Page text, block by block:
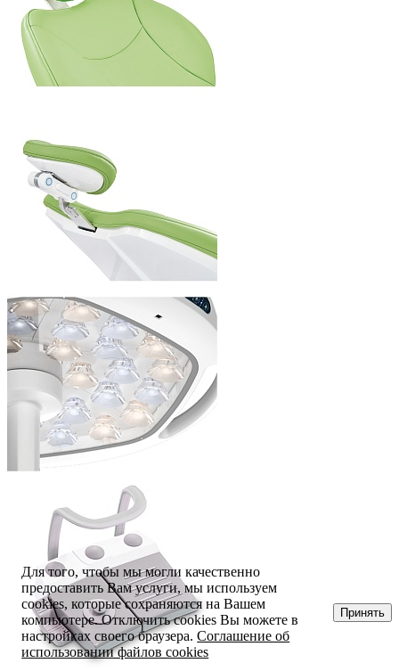
Для того, чтобы мы могли качественно
предоставить Вам услуги, мы используем
cookies, которые сохраняются на Вашем
компьютере. Отключить cookies Вы можете в
настройках своего браузера.Соглашение об
использовании файлов cookies
Принять